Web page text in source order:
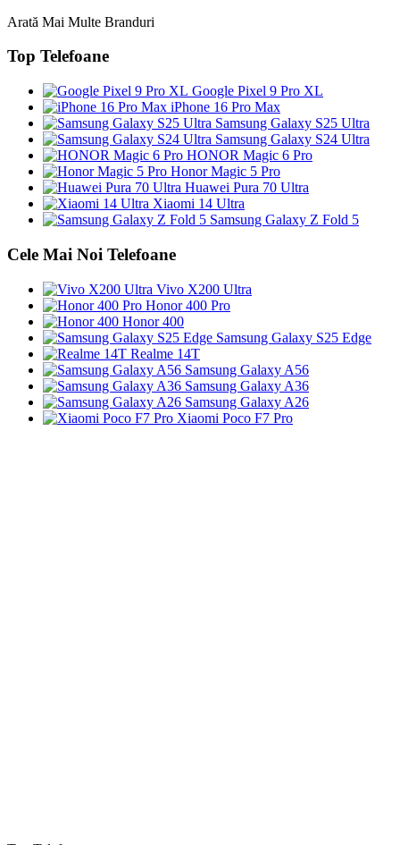
Arată Mai Multe Branduri
Top Telefoane
Google Pixel 9 Pro XL
iPhone 16 Pro Max
Samsung Galaxy S25 Ultra
Samsung Galaxy S24 Ultra
HONOR Magic 6 Pro
Honor Magic 5 Pro
Huawei Pura 70 Ultra
Xiaomi 14 Ultra
Samsung Galaxy Z Fold 5
Cele Mai Noi Telefoane
Vivo X200 Ultra
Honor 400 Pro
Honor 400
Samsung Galaxy S25 Edge
Realme 14T
Samsung Galaxy A56
Samsung Galaxy A36
Samsung Galaxy A26
Xiaomi Poco F7 Pro